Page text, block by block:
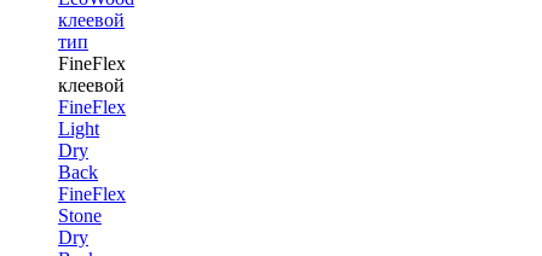
клеевой
тип
FineFlex
клеевой
FineFlex
Light
Dry
Back
FineFlex
Stone
Dry